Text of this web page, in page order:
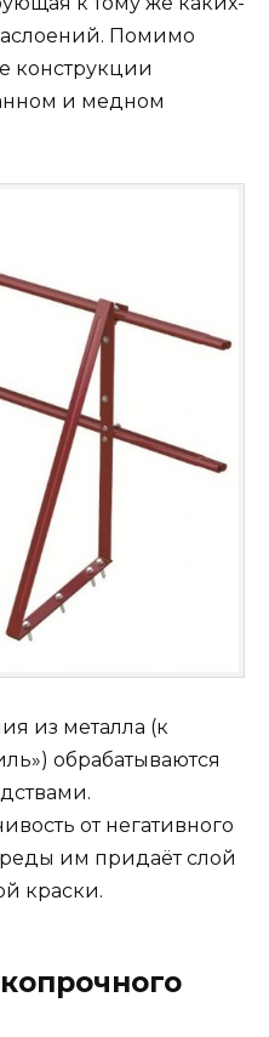
Помимо
конструкции
и медном
из металла (к
обрабатываются
от негативного
им придаёт слой
краски.